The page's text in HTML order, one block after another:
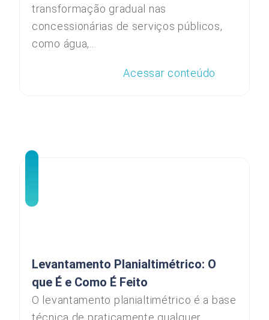
transformação gradual nas
concessionárias de serviços públicos,
como água,...
Acessar conteúdo
Levantamento Planialtimétrico: O
que É e Como É Feito
O levantamento planialtimétrico é a base
técnica de praticamente qualquer